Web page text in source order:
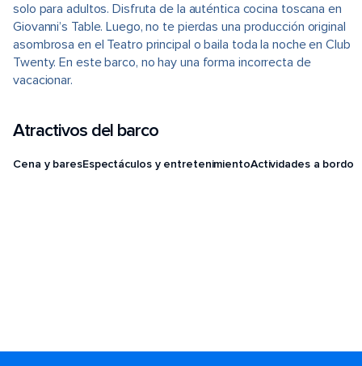
solo para adultos. Disfruta de la auténtica cocina toscana en
Giovanni’s Table. Luego, no te pierdas una producción original
asombrosa en el Teatro principal o baila toda la noche en Club
Twenty. En este barco, no hay una forma incorrecta de
vacacionar.
Atractivos del barco
Cena y baresEspectáculos y entretenimientoActividades a bordo